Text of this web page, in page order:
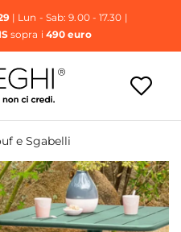
| Lun - Sab: 9.00 - 17.30 |
sopra i 490 euro
e Sgabelli